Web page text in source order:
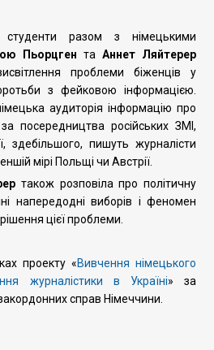
студенти разом з німецькими
Пьорцген та Аннет Ляйтерер
проблеми біженців у
з фейковою інформацією.
аудиторія інформацію про
посередництва російських ЗМІ,
здебільшого, пишуть журналісти
мірі Польщі чи Австрії.
також розповіла про політичну
напередодні виборів і феномен
цієї проблеми.
проекту «Вивчення німецького
журналістики в Україні» за
справ Німеччини.